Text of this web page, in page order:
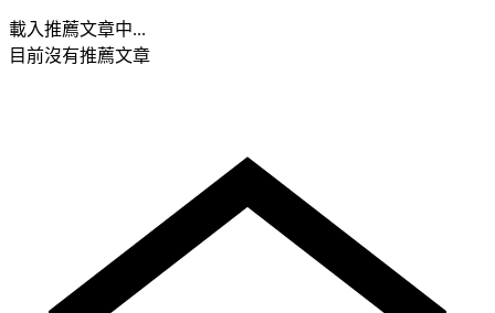
載入推薦文章中...
目前沒有推薦文章